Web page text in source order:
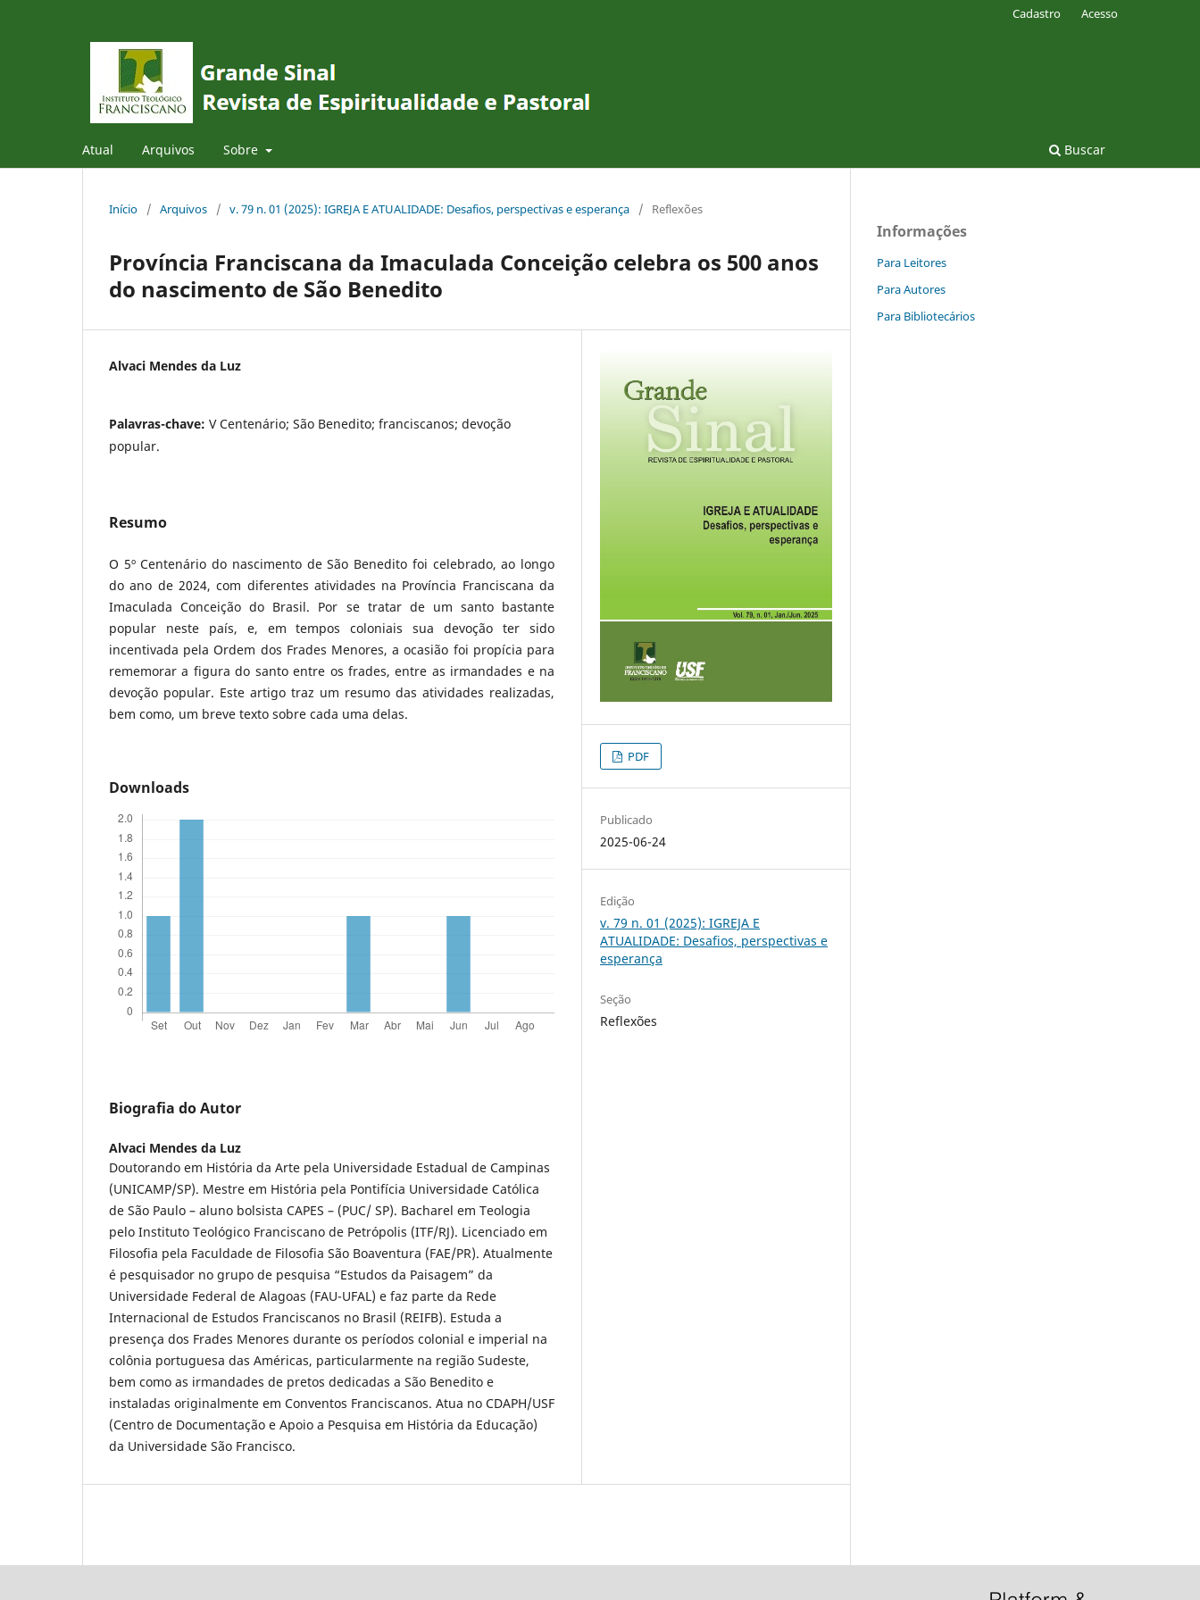
Atual Arquivos Sobre Buscar
Cadastro Acesso
Início / Arquivos / v. 79 n. 01 (2025): IGREJA E ATUALIDADE: Desafios, perspectivas e esperança / Reflexões
Província Franciscana da Imaculada Conceição celebra os 500 anos
do nascimento de São Benedito
Alvaci Mendes da Luz
Palavras-chave: V Centenário; São Benedito; franciscanos; devoção
popular.
Resumo
O 5º Centenário do nascimento de São Benedito foi celebrado, ao longo
do ano de 2024, com diferentes atividades na Província Franciscana da
Imaculada Conceição do Brasil. Por se tratar de um santo bastante
popular neste país, e, em tempos coloniais sua devoção ter sido
incentivada pela Ordem dos Frades Menores, a ocasião foi propícia para
rememorar a figura do santo entre os frades, entre as irmandades e na
devoção popular. Este artigo traz um resumo das atividades realizadas,
bem como, um breve texto sobre cada uma delas.
Downloads
Biografia do Autor
Alvaci Mendes da Luz
Doutorando em História da Arte pela Universidade Estadual de Campinas
(UNICAMP/SP). Mestre em História pela Pontifícia Universidade Católica
de São Paulo – aluno bolsista CAPES – (PUC/ SP). Bacharel em Teologia
pelo Instituto Teológico Franciscano de Petrópolis (ITF/RJ). Licenciado em
Filosofia pela Faculdade de Filosofia São Boaventura (FAE/PR). Atualmente
é pesquisador no grupo de pesquisa “Estudos da Paisagem” da
Universidade Federal de Alagoas (FAU-UFAL) e faz parte da Rede
Internacional de Estudos Franciscanos no Brasil (REIFB). Estuda a
presença dos Frades Menores durante os períodos colonial e imperial na
colônia portuguesa das Américas, particularmente na região Sudeste,
bem como as irmandades de pretos dedicadas a São Benedito e
instaladas originalmente em Conventos Franciscanos. Atua no CDAPH/USF
(Centro de Documentação e Apoio a Pesquisa em História da Educação)
da Universidade São Francisco.
PDF
Publicado
2025-06-24
Edição
v. 79 n. 01 (2025): IGREJA E
ATUALIDADE: Desafios, perspectivas e
esperança
Seção
Reflexões
Informações
Para Leitores
Para Autores
Para Bibliotecários